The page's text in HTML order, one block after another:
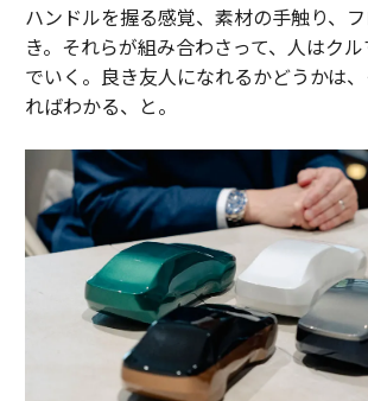
ハンドルを握る感覚、素材の手触り、
き。それらが組み合わさって、人はク
でいく。良き友人になれるかどうかは
ればわかる、と。